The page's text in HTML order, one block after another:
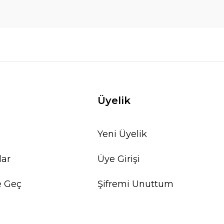
Geç
Üyelik
Yeni Üyelik
Üye Girişi
Şifremi Unuttum